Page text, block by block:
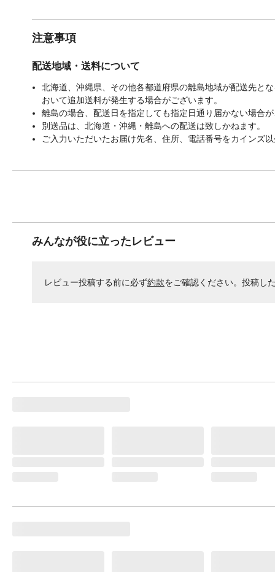
注意事項
配送地域・送料について
北海道、沖縄県、その他各都道府県の離島地域が配送先と
おいて追加送料が発生する場合がございます。
離島の場合、配送日を指定しても指定日通り届かない場合
別送品は、北海道・沖縄・離島への配送は致しかねます。
ご入力いただいたお届け先名、住所、電話番号をカインズ
みんなが役に立ったレビュー
レビュー投稿する前に必ず約款をご確認ください。投稿し